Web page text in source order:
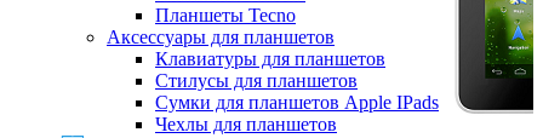
Планшеты Tecno
Аксессуары для планшетов
Клавиатуры для планшетов
Стилусы для планшетов
Сумки для планшетов Apple IPads
Чехлы для планшетов